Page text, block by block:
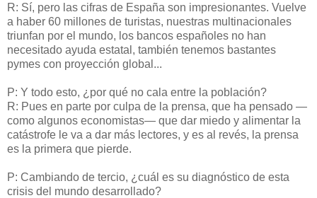
R: Sí, pero las cifras de España son impresionantes. Vuelve
a haber 60 millones de turistas, nuestras multinacionales
triunfan por el mundo, los bancos españoles no han
necesitado ayuda estatal, también tenemos bastantes
pymes con proyección global...
P: Y todo esto, ¿por qué no cala entre la población?
R: Pues en parte por culpa de la prensa, que ha pensado —
como algunos economistas— que dar miedo y alimentar la
catástrofe le va a dar más lectores, y es al revés, la prensa
es la primera que pierde.
P: Cambiando de tercio, ¿cuál es su diagnóstico de esta
crisis del mundo desarrollado?